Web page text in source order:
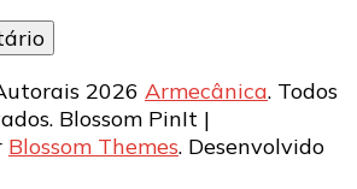
2026 Armecânica. Todos
Blossom PinIt |
Blossom Themes. Desenvolvido